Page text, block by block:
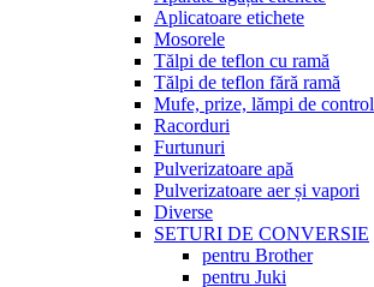
Aplicatoare etichete
Mosorele
Tălpi de teflon cu ramă
Tălpi de teflon fără ramă
Mufe, prize, lămpi de control
Racorduri
Furtunuri
Pulverizatoare apă
Pulverizatoare aer și vapori
Diverse
SETURI DE CONVERSIE
pentru Brother
pentru Juki